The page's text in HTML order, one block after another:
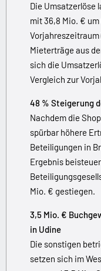
Die Umsatzerlöse
mit 36,8 Mio. €
Vorjahreszeitraum
Mieterträge aus
sich die
Vergleich zur
48 % Steigerung
Nachdem die
spürbar höhere
Beteiligungen in
Ergebnis
Mio. € gestiegen.
3,5 Mio. €
in Udine
Die sonstigen
setzen sich im